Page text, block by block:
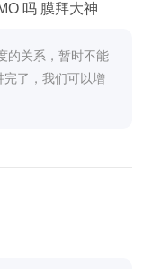
吗 膜拜大神
的关系，暂时不能
完了，我们可以增